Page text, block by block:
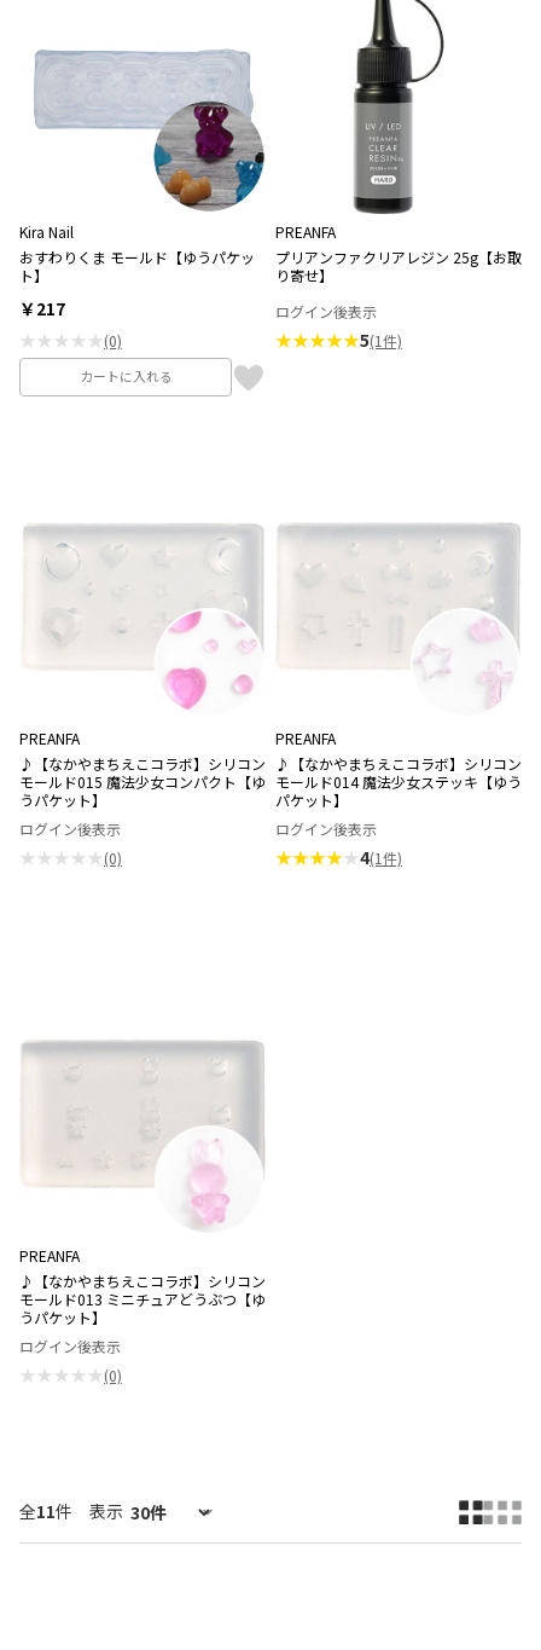
Kira Nail
おすわりくま モールド【ゆうパケッ
ト】
￥217
★★★★★(0)
カートに入れる
PREANFA
プリアンファクリアレジン 25g【お取
り寄せ】
ログイン後表示
★★★★★5(1件)
PREANFA
♪【なかやまちえこコラボ】シリコン
モールド015 魔法少女コンパクト【ゆ
うパケット】
ログイン後表示
★★★★★(0)
PREANFA
♪【なかやまちえこコラボ】シリコン
モールド014 魔法少女ステッキ【ゆう
パケット】
ログイン後表示
★★★★★4(1件)
PREANFA
♪【なかやまちえこコラボ】シリコン
モールド013 ミニチュアどうぶつ【ゆ
うパケット】
ログイン後表示
★★★★★(0)
全11件 表示